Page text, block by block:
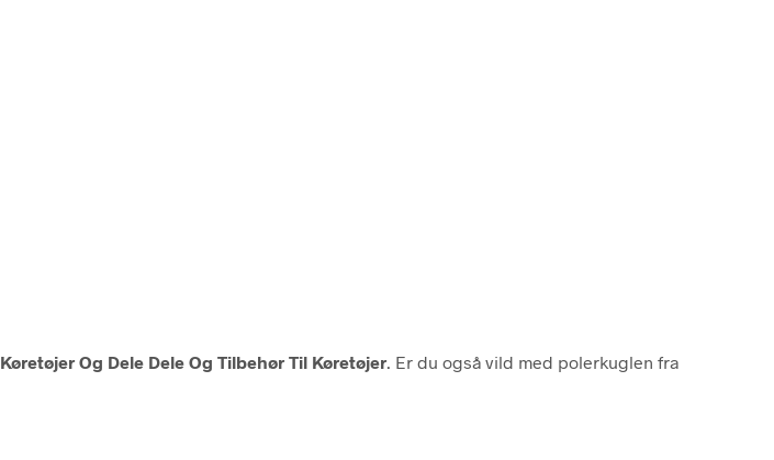
Køretøjer Og Dele Dele Og Tilbehør Til Køretøjer . Er du også vild med polerkuglen fra